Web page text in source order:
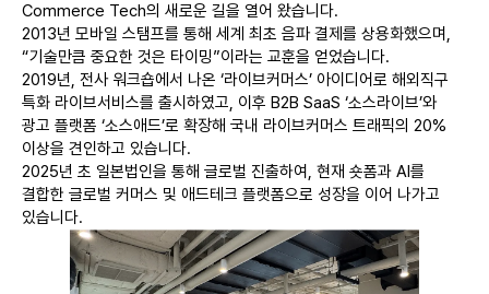
Commerce Tech의 새로운 길을 열어 왔습니다.
2013년 모바일 스탬프를 통해 세계 최초 음파 결제를 상용화했으며,
“기술만큼 중요한 것은 타이밍”이라는 교훈을 얻었습니다.
2019년, 전사 워크숍에서 나온 ‘라이브커머스’ 아이디어로 해외직구
특화 라이브서비스를 출시하였고, 이후 B2B SaaS ‘소스라이브’와
광고 플랫폼 ‘소스애드’로 확장해 국내 라이브커머스 트래픽의 20%
이상을 견인하고 있습니다.
2025년 초 일본법인을 통해 글로벌 진출하여, 현재 숏폼과 AI를
결합한 글로벌 커머스 및 애드테크 플랫폼으로 성장을 이어 나가고
있습니다.